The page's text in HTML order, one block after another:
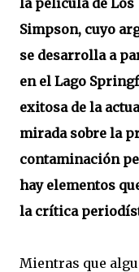
la película de Los
Simpson, cuyo
se desarrolla a
en el Lago
exitosa de la
mirada sobre la
contaminación
hay elementos
la crítica
Mientras que